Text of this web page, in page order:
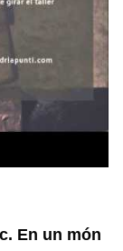
En un món